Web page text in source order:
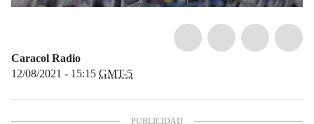
Caracol Radio
12/08/2021 - 15:15 GMT-5